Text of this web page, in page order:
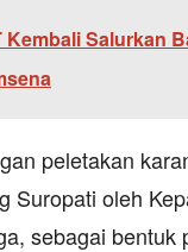
Kembali Salurkan
peletakan
Suropati oleh
sebagai